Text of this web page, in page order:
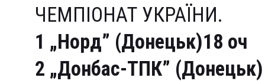
ЧЕМПІОНАТ УКРАЇНИ.
1 „Норд” (Донецьк)18 оч
2 „Донбас-ТПК”